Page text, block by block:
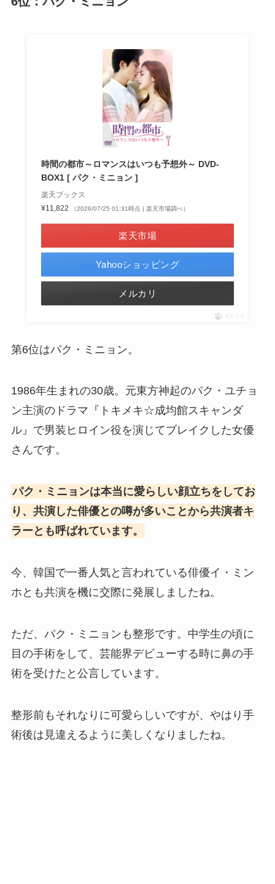
時間の都市～ロマンスはいつも予想外～ DVD-
BOX1 [ パク・ミニョン ]
楽天ブックス
¥11,822
（2026/07/25 01:31時点 | 楽天市場調べ）
楽天市場
Yahooショッピング
メルカリ
ポチップ
第6位はパク・ミニョン。
1986年生まれの30歳。元東方神起のパク・ユチョ
ン主演のドラマ『トキメキ☆成均館スキャンダ
ル』で男装ヒロイン役を演じてブレイクした女優
さんです。
パク・ミニョンは本当に愛らしい顔立ちをしてお
り、共演した俳優との噂が多いことから共演者キ
ラーとも呼ばれています。
今、韓国で一番人気と言われている俳優イ・ミン
ホとも共演を機に交際に発展しましたね。
ただ、パク・ミニョンも整形です。中学生の頃に
目の手術をして、芸能界デビューする時に鼻の手
術を受けたと公言しています。
整形前もそれなりに可愛らしいですが、やはり手
術後は見違えるように美しくなりましたね。